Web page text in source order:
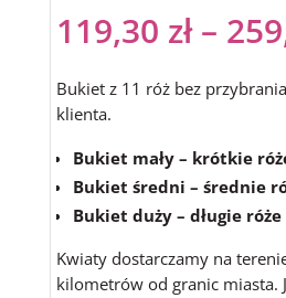
119,30 zł–
Bukiet z 11 róż bez
klienta.
Bukiet mały – krótkie
Bukiet średni – średnie
Bukiet duży – długie róże
Kwiaty dostarczamy na
kilometrów od granic miasta.